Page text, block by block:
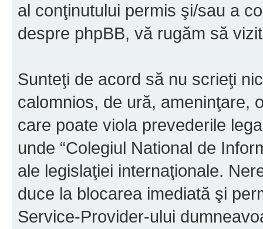
al conţinutului permis şi/sau a
despre phpBB, vă rugăm să
Sunteţi de acord să nu scrieţi
calomnios, de ură, ameninţare,
care poate viola prevederile
unde “Colegiul National de
ale legislaţiei internaţionale.
duce la blocarea imediată şi
Service-Provider-ului